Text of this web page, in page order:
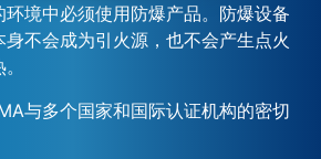
境中必须使用防爆产品。防爆设备
不会成为引火源，也不会产生点火
与多个国家和国际认证机构的密切